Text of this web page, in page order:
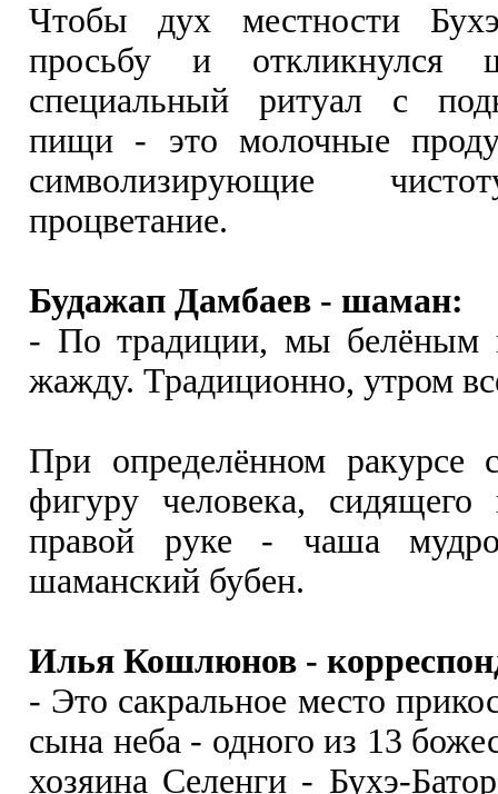
Чтобы дух местности
просьбу и откликнулся
специальный ритуал с
пищи - это молочные
символизирующие
процветание.
Будажап Дамбаев - шаман:
- По традиции, мы белёным
жажду. Традиционно, утром
При определённом ракурсе
фигуру человека,
правой руке - чаша
шаманский бубен.
Илья Кошлюнов -
- Это сакральное место
сына неба - одного из 13
хозяина Селенги - Бухэ-